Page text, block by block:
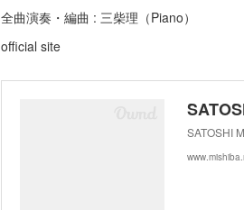
全曲演奏・編曲 : 三柴理（Piano）
official site
SATOSHI